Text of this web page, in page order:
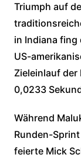
Triumph auf
in Indiana fing
US-
Zieleinlauf
0,0233
Während
Runden-
feierte Mick